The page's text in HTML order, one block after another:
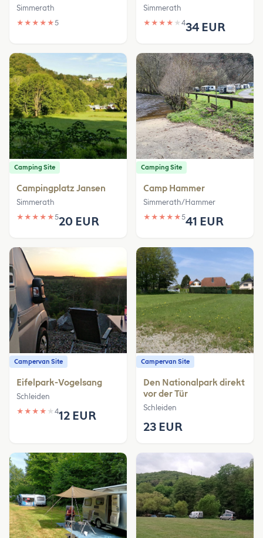
Simmerath
★ ★ ★ ★ ★5
Simmerath
★ ★ ★ ★ ★ 434 EUR
Camping Site
Campingplatz Jansen
Simmerath
★ ★ ★ ★ ★520 EUR
Camping Site
Camp Hammer
Simmerath/Hammer
★ ★ ★ ★ ★541 EUR
Campervan Site
Eifelpark-Vogelsang
Schleiden
★ ★ ★ ★ ★ 412 EUR
Campervan Site
Den Nationalpark direkt
vor der Tür
Schleiden
23 EUR